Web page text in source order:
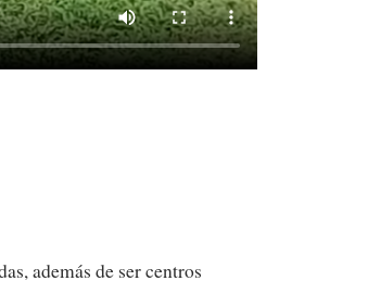
además de ser centros